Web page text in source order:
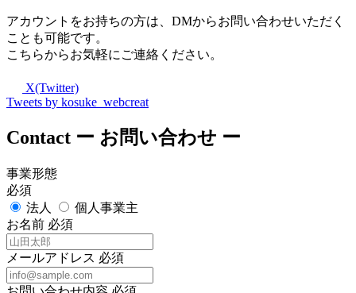
アカウントをお持ちの方は、DMからお問い合わせいただく
ことも可能です。
こちらからお気軽にご連絡ください。
X(Twitter)
Tweets by kosuke_webcreat
Contact ー お問い合わせ ー
事業形態
必須
法人
個人事業主
お名前 必須
メールアドレス 必須